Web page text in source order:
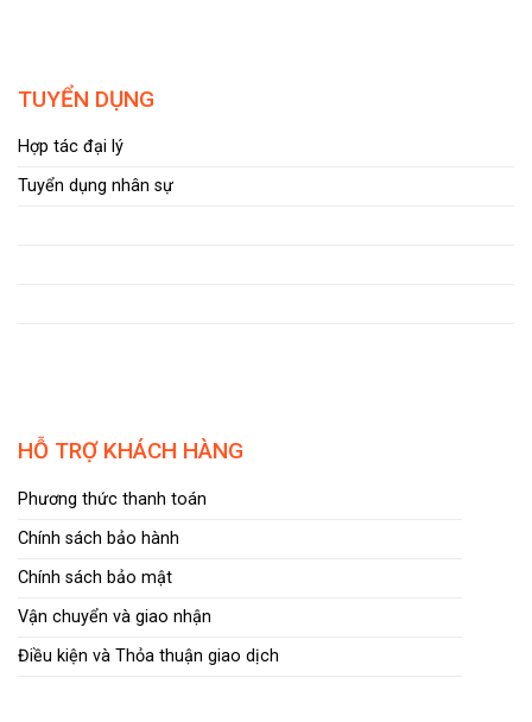
TUYỂN DỤNG
Hợp tác đại lý
Tuyển dụng nhân sự
HỖ TRỢ KHÁCH HÀNG
Phương thức thanh toán
Chính sách bảo hành
Chính sách bảo mật
Vận chuyển và giao nhận
Điều kiện và Thỏa thuận giao dịch